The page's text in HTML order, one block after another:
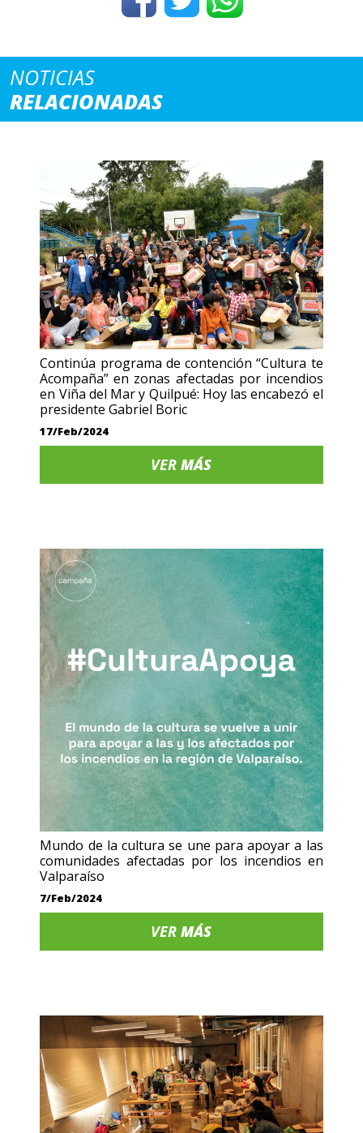
NOTICIAS
RELACIONADAS
Continúa programa de contención “Cultura te
Acompaña” en zonas afectadas por incendios
en Viña del Mar y Quilpué: Hoy las encabezó el
presidente Gabriel Boric
17/Feb/2024
VERMÁS
Mundo de la cultura se une para apoyar a las
comunidades afectadas por los incendios en
Valparaíso
7/Feb/2024
VERMÁS